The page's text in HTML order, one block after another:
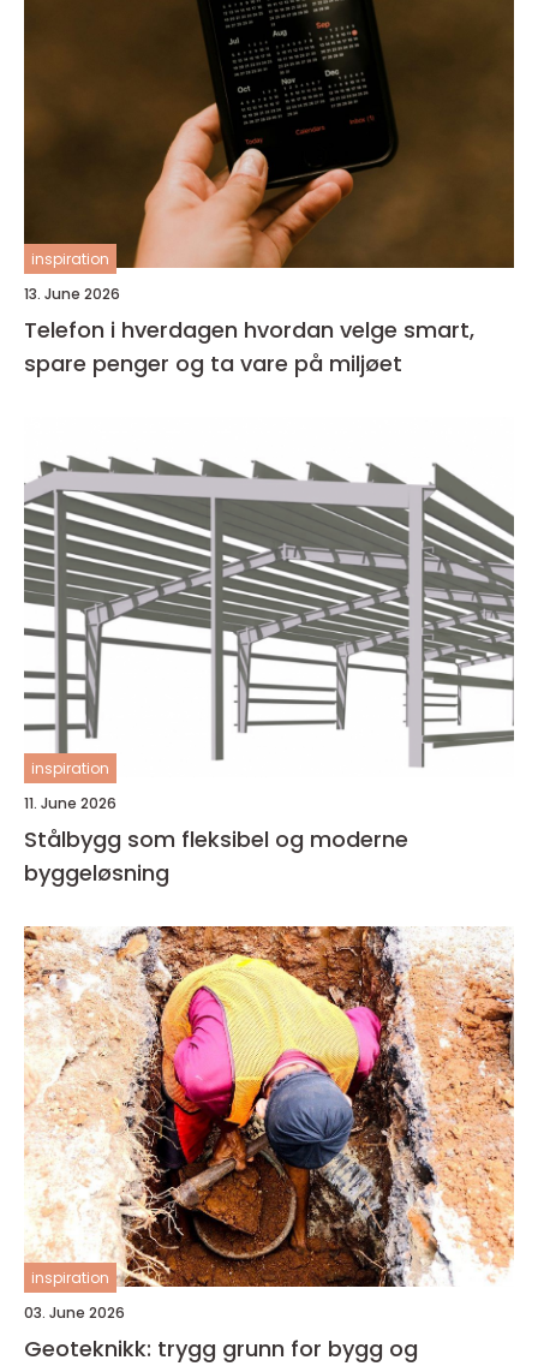
inspiration
13. June 2026
Telefon i hverdagen hvordan velge smart,
spare penger og ta vare på miljøet
inspiration
11. June 2026
Stålbygg som fleksibel og moderne
byggeløsning
inspiration
03. June 2026
Geoteknikk: trygg grunn for bygg og